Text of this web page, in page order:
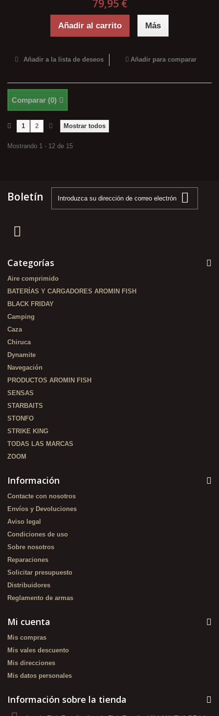
79,95 €
Añadir al carrito Más
Añadir a la lista de deseos Añadir para comparar
Comparar (0)
Mostrar todos
1 2
Mostrando 1 - 12 de 15
Boletín
Categorías
Aire comprimido
BATERÍAS Y CARGADORES AROMIN FISH
BLACK FRIDAY
Camping
Caza
Chiruca
Dynamite
Navegación
PRODUCTOS AROMIN FISH
SENSAS
STARBAITS
STONFO
STRIKE KING
TODAS LAS MARCAS
ZOOM
Información
Contacte con nosotros
Envíos y Devoluciones
Aviso legal
Condiciones de uso
Sobre nosotros
Reparaciones
Solicitar presupuesto
Distribuidores
Reglamento de armas
Mi cuenta
Mis compras
Mis vales descuento
Mis direcciones
Mis datos personales
Información sobre la tienda